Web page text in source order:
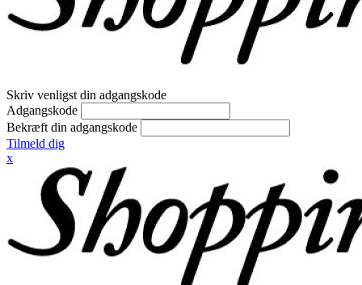
Skriv venligst din adgangskode
Adgangskode
Bekræft din adgangskode
Tilmeld dig
x